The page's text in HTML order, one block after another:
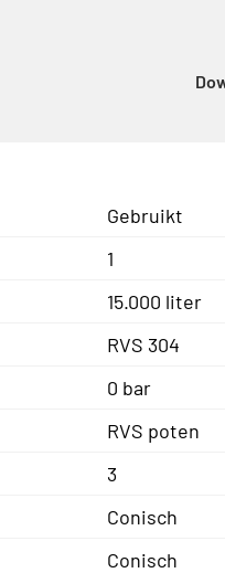
Gebruikt
1
15.000 liter
RVS 304
0 bar
RVS poten
3
Conisch
Conisch